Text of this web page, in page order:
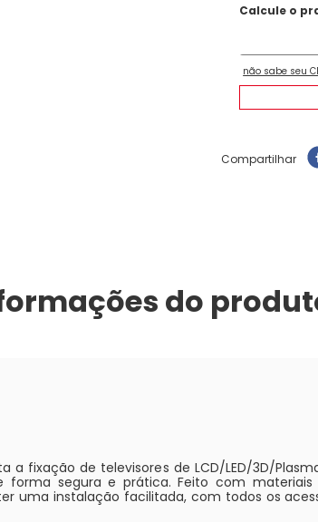
Compartilhar
do
a fixação de televisores de LCD/LED/3D/
forma segura e prática. Feito com
uma instalação facilitada, com todos os